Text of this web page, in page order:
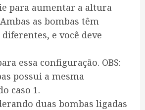
para aumentar a altura
as bombas têm
e você deve
essa configuração. OBS:
possui a mesma
caso 1.
duas bombas ligadas